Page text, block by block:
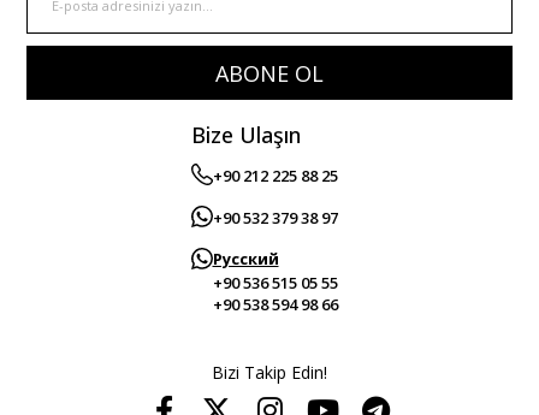
ABONE OL
Bize Ulaşın
+90 212 225 88 25
+90 532 379 38 97
Русский
+90 536 515 05 55
+90 538 594 98 66
Bizi Takip Edin!